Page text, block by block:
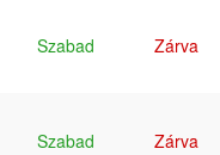
Szabad Zárva
Szabad Zárva